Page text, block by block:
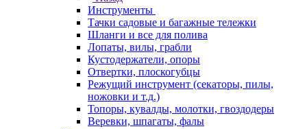
Инструменты
Тачки садовые и багажные тележки
Шланги и все для полива
Лопаты, вилы, грабли
Кустодержатели, опоры
Отвертки, плоскогубцы
Режущий инструмент (секаторы, пилы,
ножовки и т.д.)
Топоры, кувалды, молотки, гвоздодеры
Веревки, шпагаты, фалы